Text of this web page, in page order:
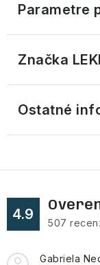
Parametre
Značka LEKI
Ostatné
4.9
507
Gabriela